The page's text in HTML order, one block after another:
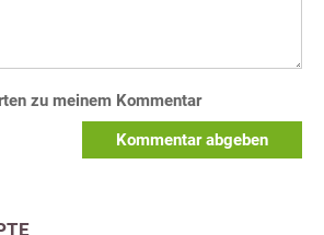
zu meinem Kommentar
Kommentar abgeben